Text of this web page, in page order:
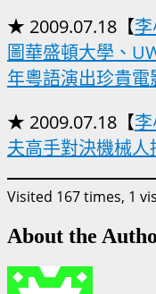
★ 2009.07.18【
圖華盛頓大學、
年粵語演出珍貴電
★ 2009.07.18【
夫高手對決機械人
Visited 167 times, 1
About the